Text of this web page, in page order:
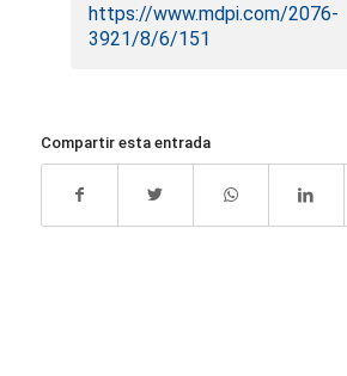
https://www.mdpi.com/2076-
3921/8/6/151
Compartir esta entrada